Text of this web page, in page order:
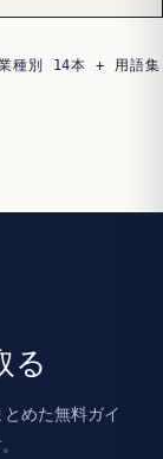
種別 14本 + 用語集
る
めた無料ガイ